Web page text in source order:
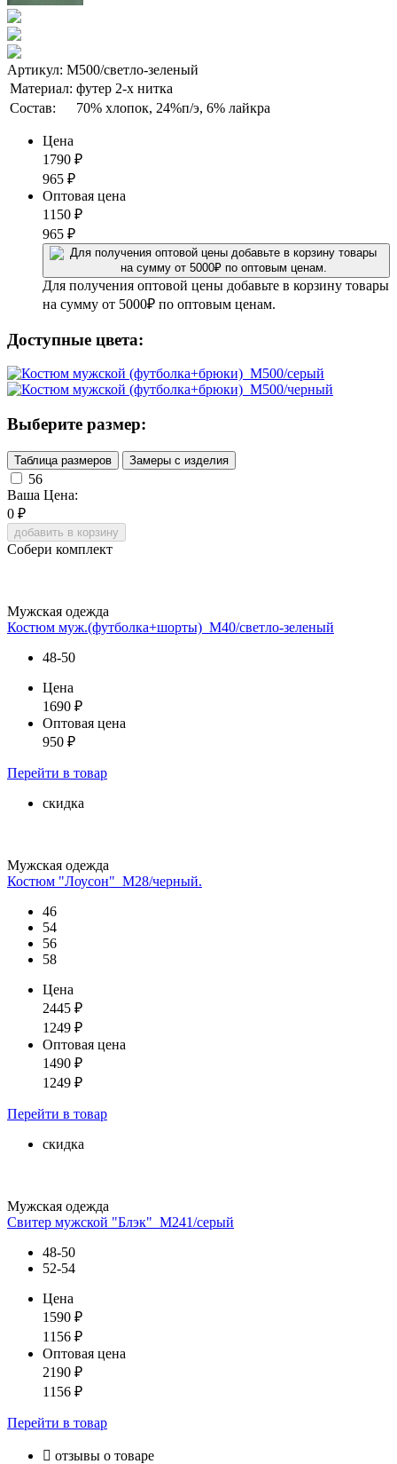
Артикул: М500/светло-зеленый
Материал: футер 2-х нитка
Состав:
70% хлопок, 24%п/э, 6% лайкра
Цена
1790 ₽
965 ₽
Оптовая цена
1150 ₽
965 ₽
Для получения оптовой цены добавьте в корзину товары
на сумму от 5000₽ по оптовым ценам.
Доступные цвета:
Выберите размер:
Таблица размеров Замеры с изделия
56
Ваша Цена:
0 ₽
добавить в корзину
Собери комплект
Мужская одежда
Костюм муж.(футболка+шорты)_М40/светло-зеленый
48-50
Цена
1690 ₽
Оптовая цена
950 ₽
Перейти в товар
скидка
Мужская одежда
Костюм "Лоусон"_М28/черный.
46
54
56
58
Цена
2445 ₽
1249 ₽
Оптовая цена
1490 ₽
1249 ₽
Перейти в товар
скидка
Мужская одежда
Свитер мужской "Блэк"_М241/серый
48-50
52-54
Цена
1590 ₽
1156 ₽
Оптовая цена
2190 ₽
1156 ₽
Перейти в товар
 отзывы о товаре